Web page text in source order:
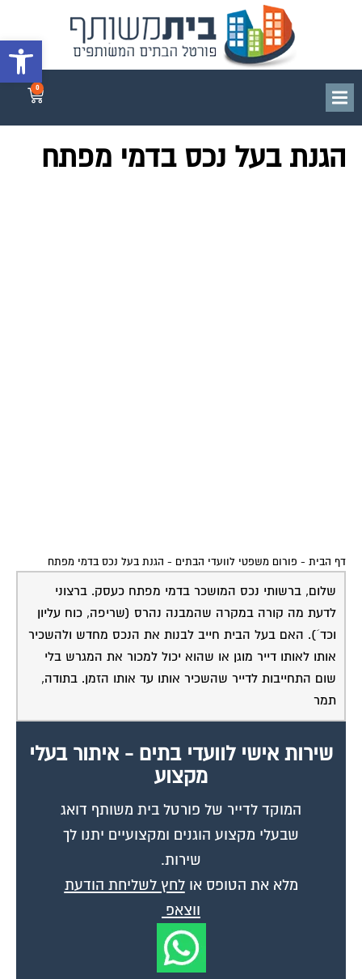
פתח
0
הגנת בעל נכס בדמי מפתח
דף הבית - פורום משפטי לוועדי הבתים - הגנת בעל נכס בדמי מפתח
שלום, ברשותי נכס המושכר בדמי מפתח כעסק. ברצוני
לדעת מה קורה במקרה שהמבנה נהרס (שריפה, כוח עליון
וכד´). האם בעל הבית חייב לבנות את הנכס מחדש ולהשכיר
אותו לאותו דייר מוגן או שהוא יכול למכור את המגרש בלי
שום התחייבות לדייר שהשכיר אותו עד אותו הזמן. בתודה,
תמר
שירות אישי לוועדי בתים - איתור בעלי
מקצוע
המוקד לדייר של פורטל בית משותף דואג
שבעלי מקצוע הוגנים ומקצועיים יתנו לך
שירות.
מלא את הטופס אולחץ לשליחת הודעת
ווצאפ